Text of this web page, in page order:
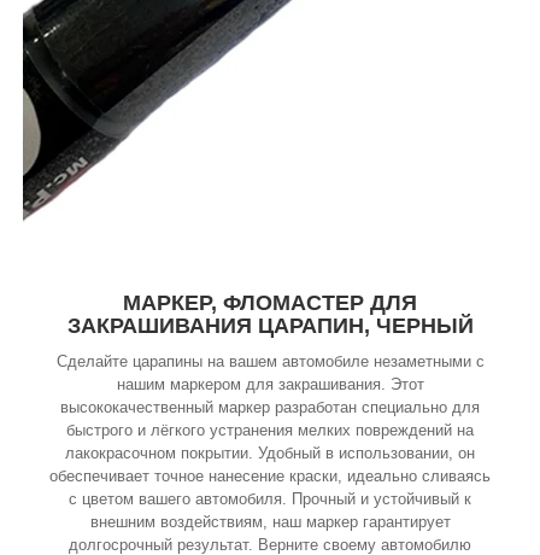
МАРКЕР, ФЛОМАСТЕР ДЛЯ
ЗАКРАШИВАНИЯ ЦАРАПИН, ЧЕРНЫЙ
Сделайте царапины на вашем автомобиле незаметными с
нашим маркером для закрашивания. Этот
высококачественный маркер разработан специально для
быстрого и лёгкого устранения мелких повреждений на
лакокрасочном покрытии. Удобный в использовании, он
обеспечивает точное нанесение краски, идеально сливаясь
с цветом вашего автомобиля. Прочный и устойчивый к
внешним воздействиям, наш маркер гарантирует
долгосрочный результат. Верните своему автомобилю